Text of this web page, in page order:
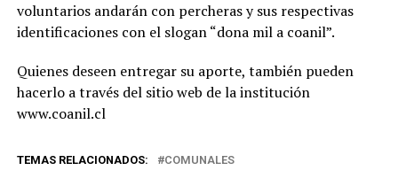
voluntarios andarán con percheras y sus respectivas
identificaciones con el slogan “dona mil a coanil”.
Quienes deseen entregar su aporte, también pueden
hacerlo a través del sitio web de la institución
www.coanil.cl
TEMAS RELACIONADOS: COMUNALES